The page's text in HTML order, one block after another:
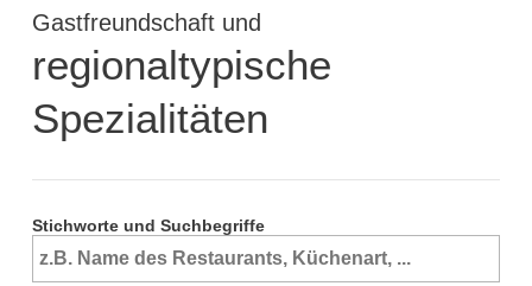
Gastfreundschaft und
regionaltypische
Spezialitäten
Stichworte und Suchbegriffe